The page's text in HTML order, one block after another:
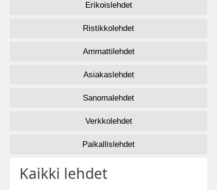
Erikoislehdet
Ristikkolehdet
Ammattilehdet
Asiakaslehdet
Sanomalehdet
Verkkolehdet
Paikallislehdet
Kaikki lehdet